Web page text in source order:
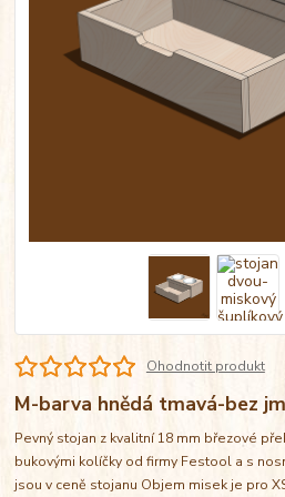
Ohodnotit produkt
M-barva hnědá tmavá-bez
Pevný stojan z kvalitní 18 mm březové
bukovými kolíčky od firmy Festool a s
jsou v ceně stojanu Objem misek je pro